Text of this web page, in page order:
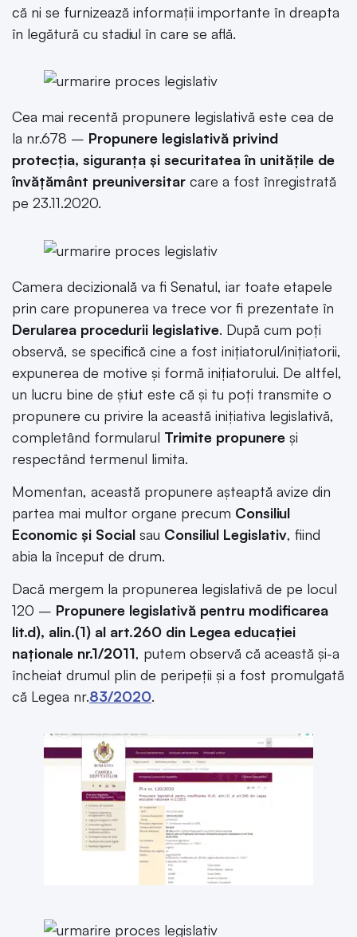
că ni se furnizează informații importante în dreapta
în legătură cu stadiul în care se află.
Cea mai recentă propunere legislativă este cea de
la nr.678 – Propunere legislativă privind
protecţia, siguranţa şi securitatea în unităţile de
învăţământ preuniversitar care a fost înregistrată
pe 23.11.2020.
Camera decizională va fi Senatul, iar toate etapele
prin care propunerea va trece vor fi prezentate în
Derularea procedurii legislative. După cum poți
observă, se specifică cine a fost inițiatorul/inițiatorii,
expunerea de motive și formă inițiatorului. De altfel,
un lucru bine de știut este că și tu poți transmite o
propunere cu privire la această inițiativa legislativă,
completând formularul Trimite propunere și
respectând termenul limita.
Momentan, această propunere așteaptă avize din
partea mai multor organe precum Consiliul
Economic și Social sau Consiliul Legislativ, fiind
abia la început de drum.
Dacă mergem la propunerea legislativă de pe locul
120 – Propunere legislativă pentru modificarea
lit.d), alin.(1) al art.260 din Legea educaţiei
naţionale nr.1/2011, putem observă că această și-a
încheiat drumul plin de peripeții și a fost promulgată
că Legea nr.83/2020.